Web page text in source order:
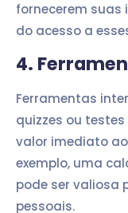
fornecerem
do acesso a
4.
Ferramentas
quizzes ou
valor imediato
exemplo, uma
pode ser valiosa
pessoais.